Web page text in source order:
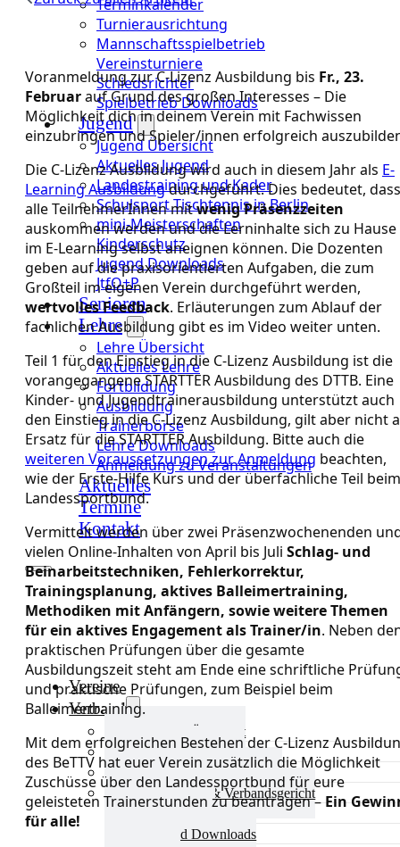
Terminkalender
Turnierausrichtung
Mannschaftsspielbetrieb
Vereinsturniere
Schiedsrichter
Spielbetrieb Downloads
Jugend
Jugend Übersicht
Aktuelles Jugend
Landestraining und Kader
Schulsport Tischtennis in Berlin
mini-Meisterschaften
Kinderschutz
Jugend Downloads
JtfO+P
Senioren
Lehre
Lehre Übersicht
Aktuelles Lehre
Fortbildung
Ausbildung
Trainerbörse
Lehre Downloads
Anmeldung zu Veranstaltungen
Aktuelles
Termine
Kontakt
Vereine
Verband
Verband Übersicht
Aktuelles Verband
Präsidium & Funktionäre
Ausschüsse & Verbandsgericht
Verband Downloads
Voranmeldung zur C-Lizenz Ausbildung bis Fr., 23.
Februarauf Grund des großen Interesses – Die
Möglichkeit dich in deinem Verein mit Fachwissen
einzubringen und Spieler/innen erfolgreich
Die C-Lizenz Ausbildung wird auch in diesem Jahr als E-
Learning Ausbildungdurchgeführt. Dies bedeutet, dass
alle TeilnehmerInnen mitwenig Präsenzzeiten
auskommen werden und die Lerninhalte sich zu Hause
im E-Learning selbst aneignen können. Die Dozenten
geben auf die praxisorientierten Aufgaben, die zum
Großteil im eigenen Verein durchgeführt werden,
wertvolles Feedback. Erläuterungen zum Ablauf der
fachlichen Ausbildung gibt es im Video weiter unten.
Teil 1 für den Einstieg in die C-Lizenz Ausbildung ist die
vorangegangene STARTTER Ausbildung des DTTB. Eine
Kinder- und Jugendtrainerausbildung unterstützt auch
den Einstieg in die C-Lizenz Ausbildung, gilt aber nicht
Ersatz für die STARTTER Ausbildung. Bitte auch die
weiteren Voraussetzungen zur Anmeldung beachten,
wie der Erste-Hilfe Kurs und der überfachliche Teil beim
Landessportbund.
Vermittelt werden über zwei Präsenzwochenenden
vielen Online-Inhalten von April bis Juli Schlag- und
Beinarbeitstechniken, Fehlerkorrektur,
Trainingsplanung, aktives Balleimertraining,
Methodiken mit Anfängern, sowie weitere Themen
für ein aktives Engagement als Trainer/in. Neben
praktischen Prüfungen über die gesamte
Ausbildungszeit steht am Ende eine schriftliche
und praktische Prüfungen, zum Beispiel beim
Balleimertraining.
Mit dem erfolgreichen Bestehen der C-Lizenz
des BeTTV hat euer Verein zusätzlich die Möglichkeit
Zuschüsse über den Landessportbund für eure
geleisteten Trainerstunden zu beantragen –Ein
für alle!